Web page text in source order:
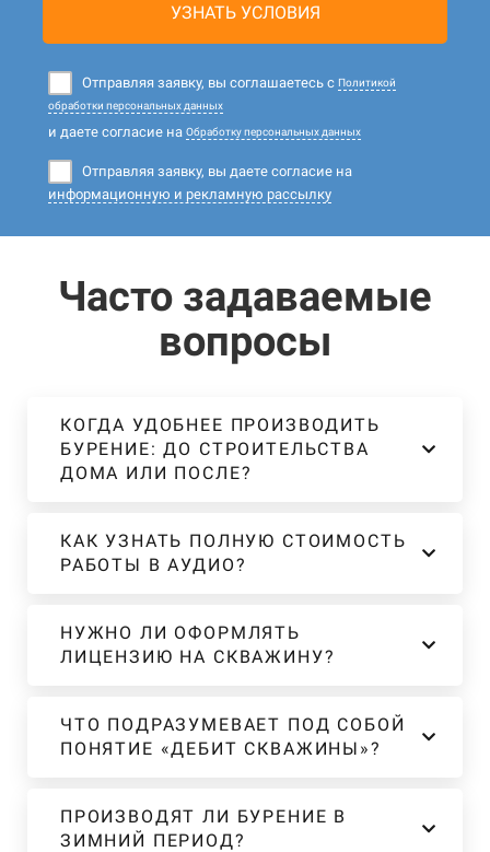
УЗНАТЬ УСЛОВИЯ
Отправляя заявку, вы соглашаетесь с Политикой
обработки персональных данных
и даете согласие на Обработку персональных данных
Отправляя заявку, вы даете согласие на
информационную и рекламную рассылку
Часто задаваемые
вопросы
КОГДА УДОБНЕЕ ПРОИЗВОДИТЬ
БУРЕНИЕ: ДО СТРОИТЕЛЬСТВА
ДОМА ИЛИ ПОСЛЕ?
КАК УЗНАТЬ ПОЛНУЮ СТОИМОСТЬ
РАБОТЫ В АУДИО?
НУЖНО ЛИ ОФОРМЛЯТЬ
ЛИЦЕНЗИЮ НА СКВАЖИНУ?
ЧТО ПОДРАЗУМЕВАЕТ ПОД СОБОЙ
ПОНЯТИЕ «ДЕБИТ СКВАЖИНЫ»?
ПРОИЗВОДЯТ ЛИ БУРЕНИЕ В
ЗИМНИЙ ПЕРИОД?